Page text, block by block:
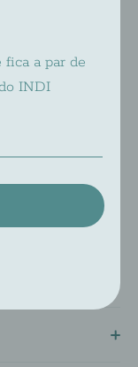
fica a par de
INDI